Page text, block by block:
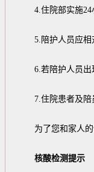
4.住院部实施24小
5.陪护人员应相对
6.若陪护人员出现
7.住院患者及陪员
为了您和家人的
核酸检测提示